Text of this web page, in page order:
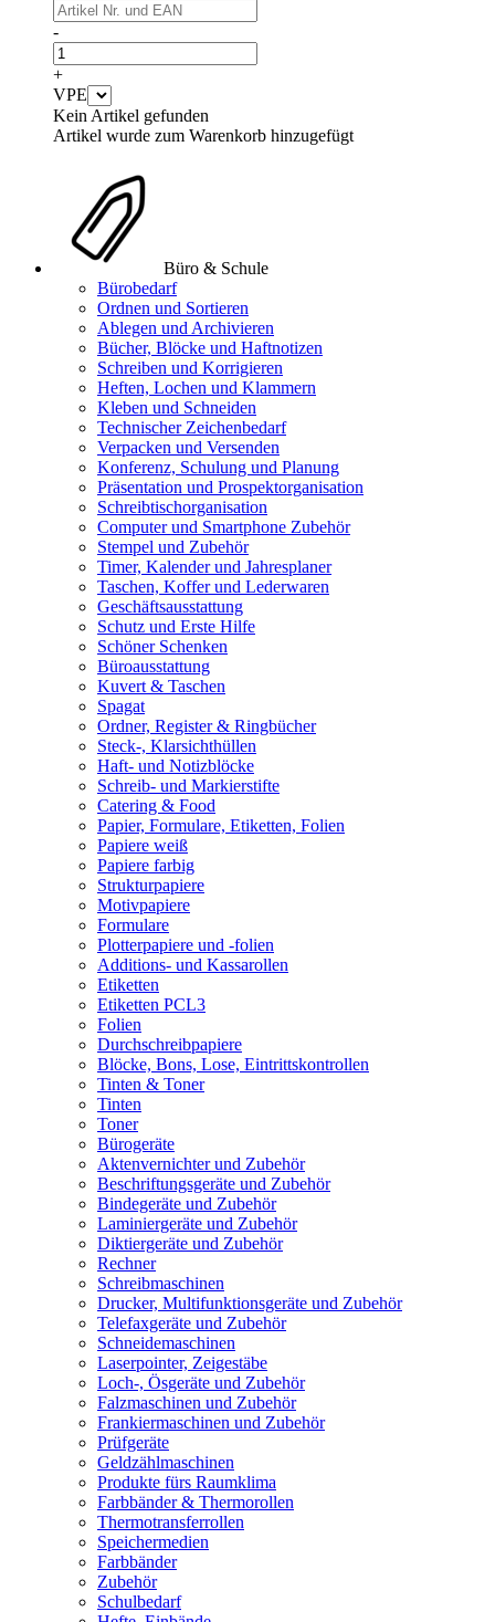
-
+
VPE
Kein Artikel gefunden
Artikel wurde zum Warenkorb hinzugefügt
Büro & Schule
Bürobedarf
Ordnen und Sortieren
Ablegen und Archivieren
Bücher, Blöcke und Haftnotizen
Schreiben und Korrigieren
Heften, Lochen und Klammern
Kleben und Schneiden
Technischer Zeichenbedarf
Verpacken und Versenden
Konferenz, Schulung und Planung
Präsentation und Prospektorganisation
Schreibtischorganisation
Computer und Smartphone Zubehör
Stempel und Zubehör
Timer, Kalender und Jahresplaner
Taschen, Koffer und Lederwaren
Geschäftsausstattung
Schutz und Erste Hilfe
Schöner Schenken
Büroausstattung
Kuvert & Taschen
Spagat
Ordner, Register & Ringbücher
Steck-, Klarsichthüllen
Haft- und Notizblöcke
Schreib- und Markierstifte
Catering & Food
Papier, Formulare, Etiketten, Folien
Papiere weiß
Papiere farbig
Strukturpapiere
Motivpapiere
Formulare
Plotterpapiere und -folien
Additions- und Kassarollen
Etiketten
Etiketten PCL3
Folien
Durchschreibpapiere
Blöcke, Bons, Lose, Eintrittskontrollen
Tinten & Toner
Tinten
Toner
Bürogeräte
Aktenvernichter und Zubehör
Beschriftungsgeräte und Zubehör
Bindegeräte und Zubehör
Laminiergeräte und Zubehör
Diktiergeräte und Zubehör
Rechner
Schreibmaschinen
Drucker, Multifunktionsgeräte und Zubehör
Telefaxgeräte und Zubehör
Schneidemaschinen
Laserpointer, Zeigestäbe
Loch-, Ösgeräte und Zubehör
Falzmaschinen und Zubehör
Frankiermaschinen und Zubehör
Prüfgeräte
Geldzählmaschinen
Produkte fürs Raumklima
Farbbänder & Thermorollen
Thermotransferrollen
Speichermedien
Farbbänder
Zubehör
Schulbedarf